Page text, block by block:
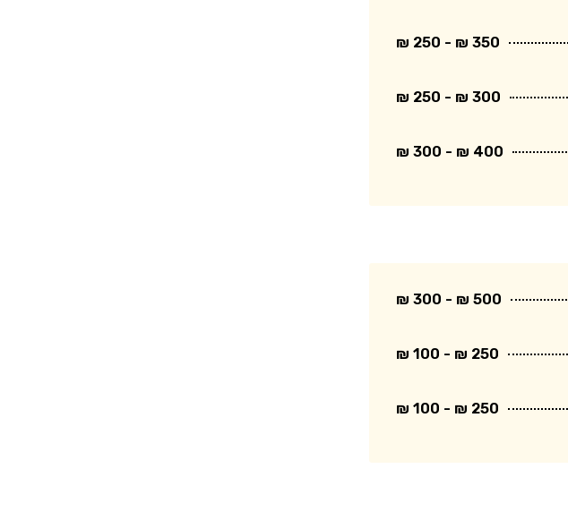
350 ₪ - 250 ₪
300 ₪ - 250 ₪
400 ₪ - 300 ₪
500 ₪ - 300 ₪
250 ₪ - 100 ₪
250 ₪ - 100 ₪